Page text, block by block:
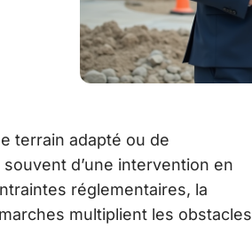
terrain adapté ou de
d’une intervention en
réglementaires, la
multiplient les obstacles